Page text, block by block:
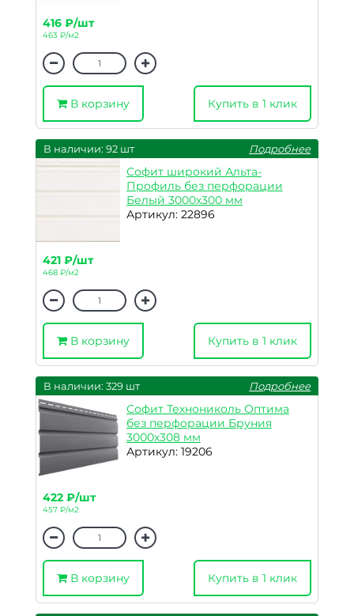
416 ₽/шт
463 ₽/м2
В корзину Купить в 1 клик
В наличии: 92 шт Подробнее
Софит широкий Альта-
Профиль без перфорации
Белый 3000х300 мм
Артикул: 22896
421 ₽/шт
468 ₽/м2
В корзину Купить в 1 клик
В наличии: 329 шт Подробнее
Софит Технониколь Оптима
без перфорации Бруния
3000х308 мм
Артикул: 19206
422 ₽/шт
457 ₽/м2
В корзину Купить в 1 клик